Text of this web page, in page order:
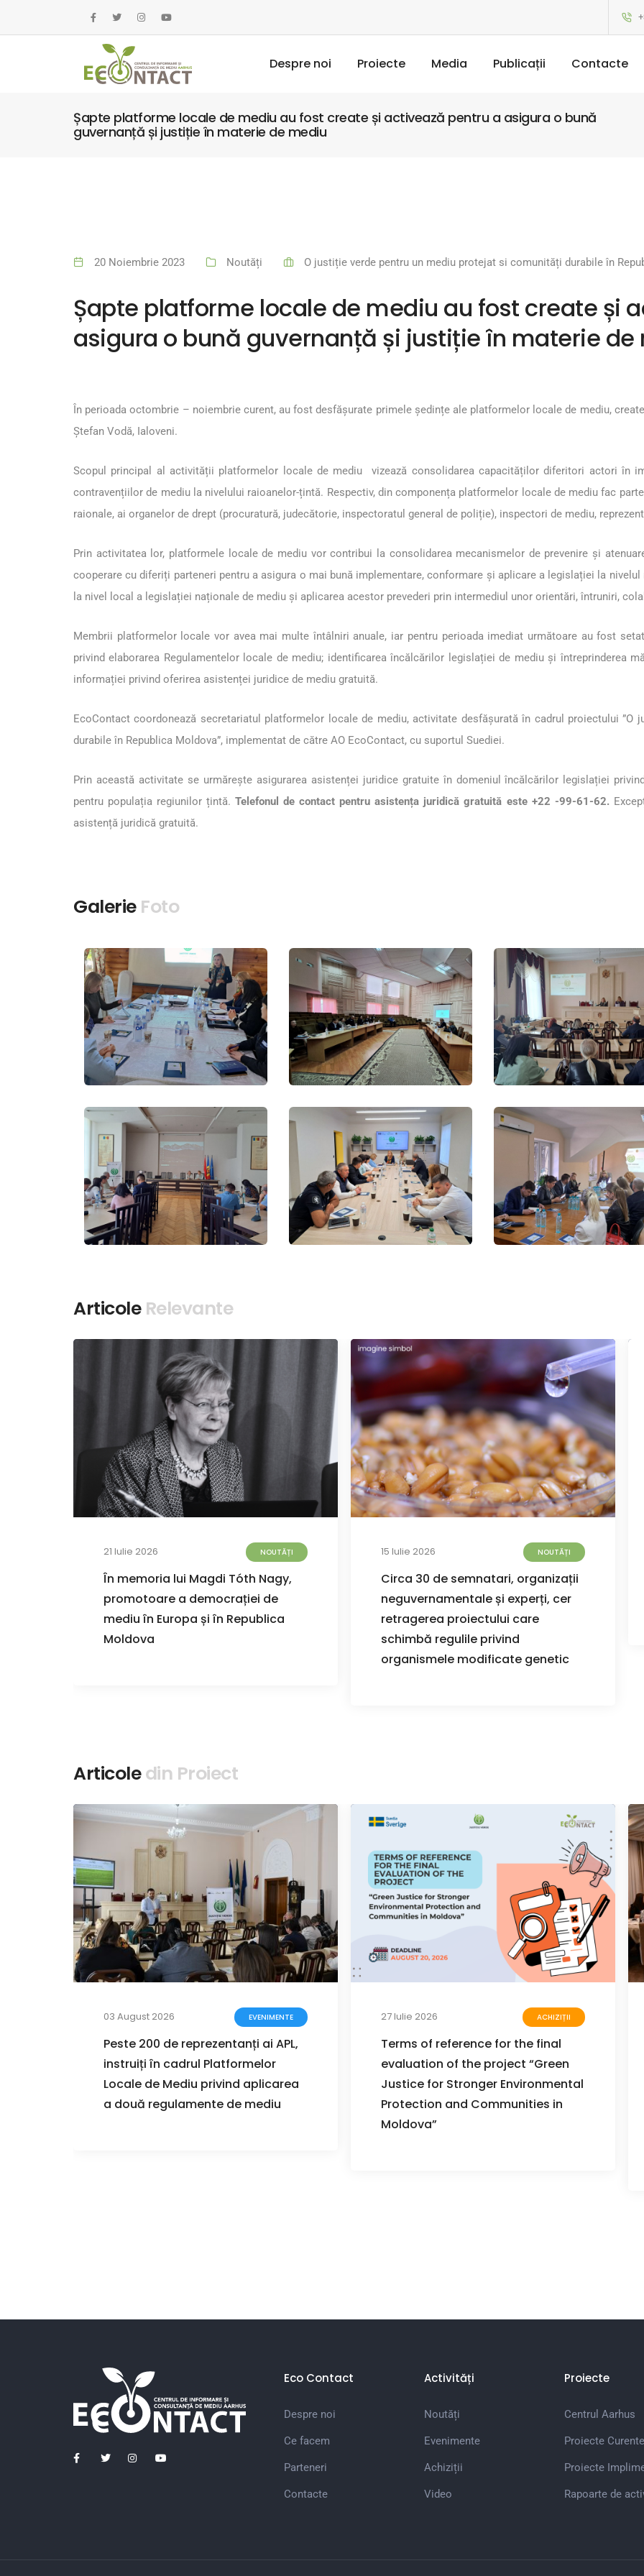
Despre noi Proiecte Media Publicații Contacte
Șapte platforme locale de mediu au fost create și activează pentru a asigura o bună
guvernanță și justiție în materie de mediu
20 Noiembrie 2023 Noutăți O justiție verde pentru un mediu protejat si comunități durabile în
Șapte platforme locale de mediu au fost create și
asigura o bună guvernanță și justiție în materie de
În perioada octombrie – noiembrie curent, au fost desfășurate primele ședințe ale platformelor locale de mediu,
Ștefan Vodă, Ialoveni.
Scopul principal al activității platformelor locale de mediu vizează consolidarea capacităților diferitori actori în
contravențiilor de mediu la nivelului raioanelor-țintă. Respectiv, din componența platformelor locale de mediu fac
raionale, ai organelor de drept (procuratură, judecătorie, inspectoratul general de poliție), inspectori de mediu,
Prin activitatea lor, platformele locale de mediu vor contribui la consolidarea mecanismelor de prevenire și
cooperare cu diferiți parteneri pentru a asigura o mai bună implementare, conformare și aplicare a legislației la
la nivel local a legislației naționale de mediu și aplicarea acestor prevederi prin intermediul unor orientări, întruniri,
Membrii platformelor locale vor avea mai multe întâlniri anuale, iar pentru perioada imediat următoare au fost
privind elaborarea Regulamentelor locale de mediu; identificarea încălcărilor legislației de mediu și întreprinderea
informației privind oferirea asistenței juridice de mediu gratuită.
EcoContact coordonează secretariatul platformelor locale de mediu, activitate desfășurată în cadrul proiectului
durabile în Republica Moldova”, implementat de către AO EcoContact, cu suportul Suediei.
Prin această activitate se urmărește asigurarea asistenței juridice gratuite în domeniul încălcărilor legislației
pentru populația regiunilor țintă.Telefonul de contact pentru asistența juridică gratuită este +22 -99-61-62.
asistență juridică gratuită.
Galerie Foto
Articole Relevante
21 Iulie 2026 NOUTĂȚI
În memoria lui Magdi Tóth Nagy,
promotoare a democrației de
mediu în Europa și în Republica
Moldova
15 Iulie 2026 NOUTĂȚI
Circa 30 de semnatari, organizații
neguvernamentale și experți, cer
retragerea proiectului care
schimbă regulile privind
organismele modificate genetic
Articoledin Proiect
03 August 2026 EVENIMENTE
Peste 200 de reprezentanți ai APL,
instruiți în cadrul Platformelor
Locale de Mediu privind aplicarea
a două regulamente de mediu
27 Iulie 2026 ACHIZIȚII
Terms of reference for the final
evaluation of the project “Green
Justice for Stronger Environmental
Protection and Communities in
Moldova”
Eco Contact
Despre noi
Ce facem
Parteneri
Contacte
Activități
Noutăți
Evenimente
Achiziții
Video
Proiecte
Centrul Aarhus
Proiecte Curente
Proiecte
Rapoarte de